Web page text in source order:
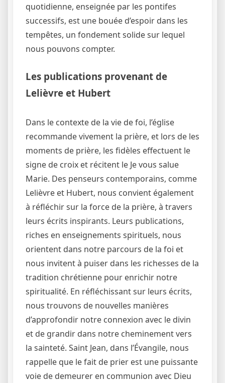
quotidienne, enseignée par les pontifes
successifs, est une bouée d’espoir dans les
tempêtes, un fondement solide sur lequel
nous pouvons compter.
Les publications provenant de
Lelièvre et Hubert
Dans le contexte de la vie de foi, l’église
recommande vivement la prière, et lors de les
moments de prière, les fidèles effectuent le
signe de croix et récitent le Je vous salue
Marie. Des penseurs contemporains, comme
Lelièvre et Hubert, nous convient également
à réfléchir sur la force de la prière, à travers
leurs écrits inspirants. Leurs publications,
riches en enseignements spirituels, nous
orientent dans notre parcours de la foi et
nous invitent à puiser dans les richesses de la
tradition chrétienne pour enrichir notre
spiritualité. En réfléchissant sur leurs écrits,
nous trouvons de nouvelles manières
d’approfondir notre connexion avec le divin
et de grandir dans notre cheminement vers
la sainteté. Saint Jean, dans l’Évangile, nous
rappelle que le fait de prier est une puissante
voie de demeurer en communion avec Dieu